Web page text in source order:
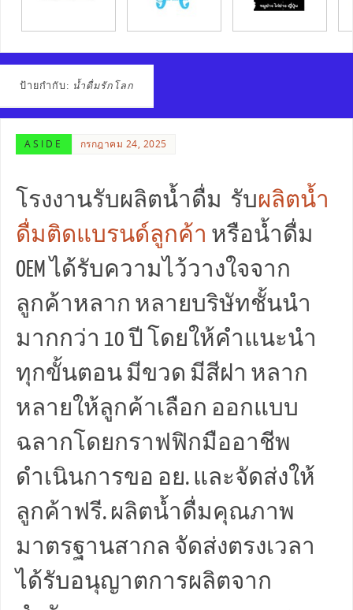
ป้ายกำกับ: น้ำดื่มรักโลก
ASIDE กรกฎาคม 24, 2025
โรงงานรับผลิตน้ำดื่ม รับผลิตน้ำ
ดื่มติดแบรนด์ลูกค้า หรือน้ำดื่ม
OEM ได้รับความไว้วางใจจาก
ลูกค้าหลาก หลายบริษัทชั้นนำ
มากกว่า 10 ปี โดยให้คำแนะนำ
ทุกขั้นตอน มีขวด มีสีฝา หลาก
หลายให้ลูกค้าเลือก ออกแบบ
ฉลากโดยกราฟฟิกมืออาชีพ
ดำเนินการขอ อย. และจัดส่งให้
ลูกค้าฟรี. ผลิตน้ำดื่มคุณภาพ
มาตรฐานสากล จัดส่งตรงเวลา
ได้รับอนุญาตการผลิตจาก